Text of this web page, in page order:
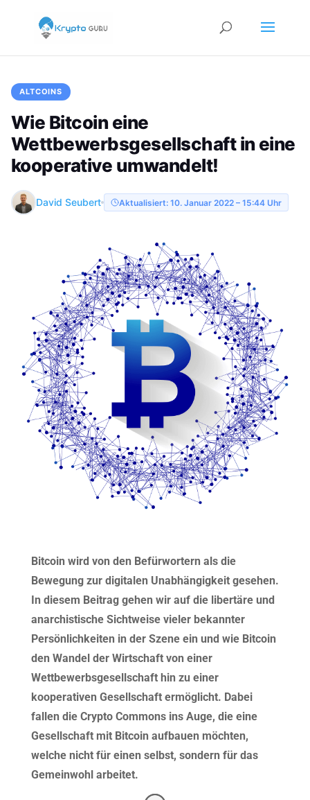
ALTCOINS
Wie Bitcoin eine
Wettbewerbsgesellschaft in eine
kooperative umwandelt!
David Seubert Aktualisiert: 10. Januar 2022 – 15:44 Uhr
Bitcoin wird von den Befürwortern als die
Bewegung zur digitalen Unabhängigkeit gesehen.
In diesem Beitrag gehen wir auf die libertäre und
anarchistische Sichtweise vieler bekannter
Persönlichkeiten in der Szene ein und wie Bitcoin
den Wandel der Wirtschaft von einer
Wettbewerbsgesellschaft hin zu einer
kooperativen Gesellschaft ermöglicht. Dabei
fallen die Crypto Commons ins Auge, die eine
Gesellschaft mit Bitcoin aufbauen möchten,
welche nicht für einen selbst, sondern für das
Gemeinwohl arbeitet.